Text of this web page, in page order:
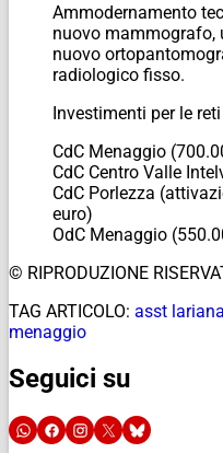
Ammodernamento
nuovo mammografo,
nuovo
radiologico fisso.
Investimenti per le
CdC Menaggio
CdC Centro Valle
CdC Porlezza
euro)
OdC Menaggio
© RIPRODUZIONE
TAG ARTICOLO: asst lariana
menaggio
Seguici su